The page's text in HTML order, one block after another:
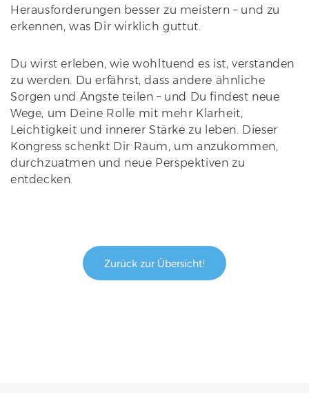
Herausforderungen besser zu meistern – und zu
erkennen, was Dir wirklich guttut.
Du wirst erleben, wie wohltuend es ist, verstanden
zu werden. Du erfährst, dass andere ähnliche
Sorgen und Ängste teilen – und Du findest neue
Wege, um Deine Rolle mit mehr Klarheit,
Leichtigkeit und innerer Stärke zu leben. Dieser
Kongress schenkt Dir Raum, um anzukommen,
durchzuatmen und neue Perspektiven zu
entdecken.
Zurück zur Übersicht!